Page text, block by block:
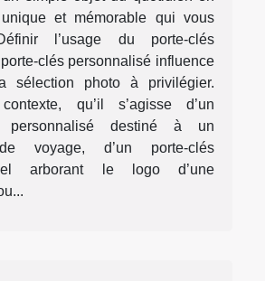
et mémorable qui vous
l’usage du porte-clés
porte-clés personnalisé influence
sélection photo à privilégier.
qu’il s’agisse d’un
personnalisé destiné à un
voyage, d’un porte-clés
arborant le logo d’une